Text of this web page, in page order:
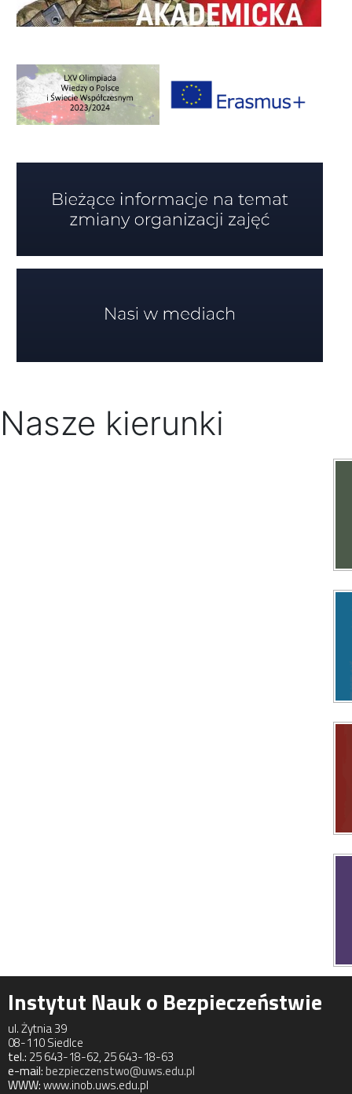
Nasze kierunki
Instytut Nauk o Bezpieczeństwie
ul. Żytnia 39
08-110 Siedlce
tel.: 25 643-18-62, 25 643-18-63
e-mail:bezpieczenstwo@uws.edu.pl
WWW:www.inob.uws.edu.pl